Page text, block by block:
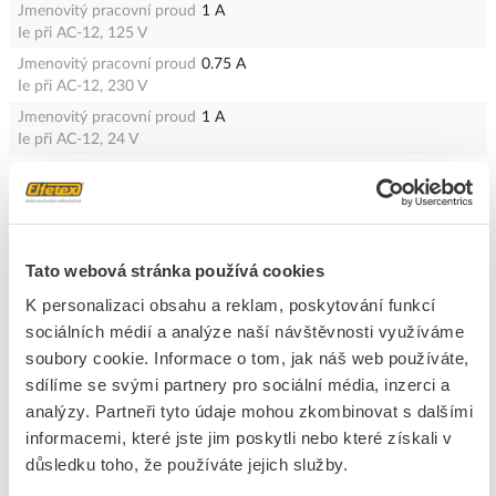
Tato webová stránka používá cookies
K personalizaci obsahu a reklam, poskytování funkcí
sociálních médií a analýze naší návštěvnosti využíváme
soubory cookie. Informace o tom, jak náš web používáte,
sdílíme se svými partnery pro sociální média, inzerci a
analýzy. Partneři tyto údaje mohou zkombinovat s dalšími
informacemi, které jste jim poskytli nebo které získali v
důsledku toho, že používáte jejich služby.
Jmenovitý pracovní proud
Ie při AC-12, 125 V
1 A
Jmenovitý pracovní proud
Ie při AC-12, 230 V
0.75 A
Jmenovitý pracovní proud
Ie při AC-12, 24 V
1 A
Ie při DC-12, 24 V
Výkon.úroveň dle EN
Bez
Počet rozpínacích
kontaktů
1
Počet spínacích kontaktů
2
Druh ochrany ( NEMA)
Ostatní, jiné
S indikací stavu
Ne
Možnost detekce
příčného obvodového
zkratu
Ne